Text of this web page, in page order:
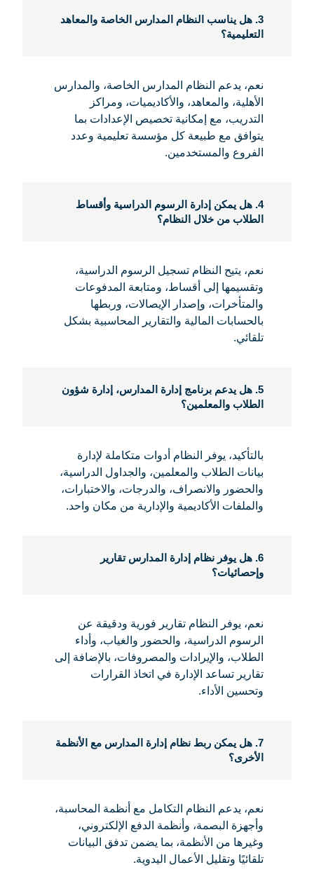
3. هل يناسب النظام المدارس الخاصة والمعاهد
التعليمية؟
نعم، يدعم النظام المدارس الخاصة، والمدارس
الأهلية، والمعاهد، والأكاديميات، ومراكز
التدريب، مع إمكانية تخصيص الإعدادات بما
يتوافق مع طبيعة كل مؤسسة تعليمية وعدد
الفروع والمستخدمين.
4. هل يمكن إدارة الرسوم الدراسية وأقساط
الطلاب من خلال النظام؟
نعم، يتيح النظام تسجيل الرسوم الدراسية،
وتقسيمها إلى أقساط، ومتابعة المدفوعات
والمتأخرات، وإصدار الإيصالات، وربطها
بالحسابات المالية والتقارير المحاسبية بشكل
تلقائي.
5. هل يدعم برنامج إدارة المدارس، إدارة شؤون
الطلاب والمعلمين؟
بالتأكيد، يوفر النظام أدوات متكاملة لإدارة
بيانات الطلاب والمعلمين، والجداول الدراسية،
والحضور والانصراف، والدرجات، والاختبارات،
والملفات الأكاديمية والإدارية من مكان واحد.
6. هل يوفر نظام إدارة المدارس تقارير
وإحصائيات؟
نعم، يوفر النظام تقارير فورية ودقيقة عن
الرسوم الدراسية، والحضور والغياب، وأداء
الطلاب، والإيرادات والمصروفات، بالإضافة إلى
تقارير تساعد الإدارة في اتخاذ القرارات
وتحسين الأداء.
7. هل يمكن ربط نظام إدارة المدارس مع الأنظمة
الأخرى؟
نعم، يدعم النظام التكامل مع أنظمة المحاسبة،
وأجهزة البصمة، وأنظمة الدفع الإلكتروني،
وغيرها من الأنظمة، بما يضمن تدفق البيانات
تلقائيًا وتقليل الأعمال اليدوية.